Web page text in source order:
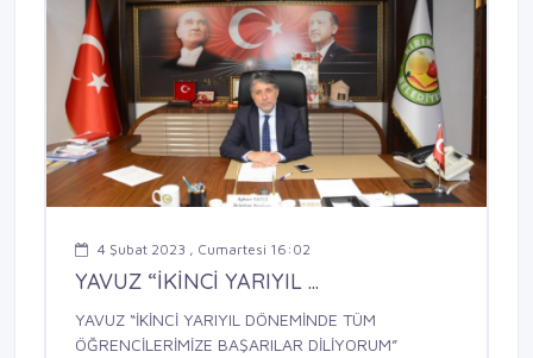
4 Şubat 2023 , Cumartesi 16:02
YAVUZ “İKİNCİ YARIYIL ...
YAVUZ “İKİNCİ YARIYIL DÖNEMİNDE TÜM
ÖĞRENCİLERİMİZE BAŞARILAR DİLİYORUM”